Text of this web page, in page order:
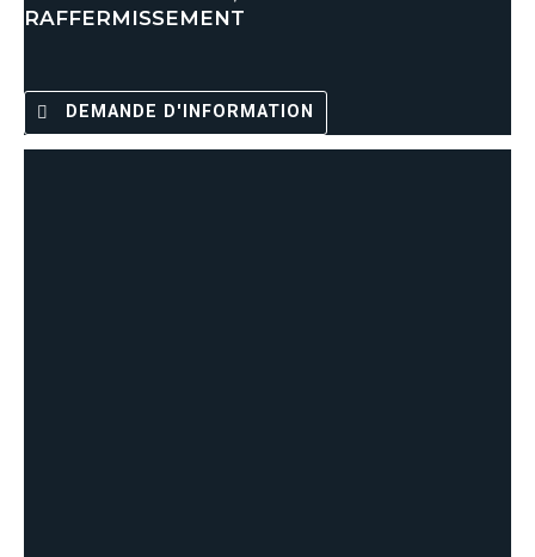
RAFFERMISSEMENT
DEMANDE D'INFORMATION